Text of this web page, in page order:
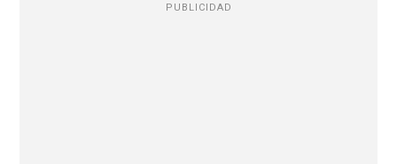
PUBLICIDAD